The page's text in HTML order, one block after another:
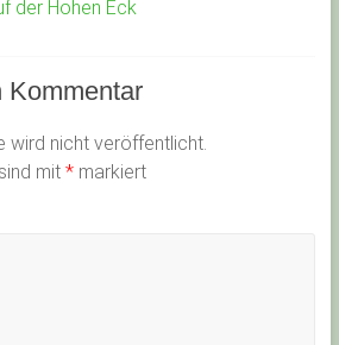
der Hohen Eck
Kommentar
wird nicht veröffentlicht.
mit *markiert